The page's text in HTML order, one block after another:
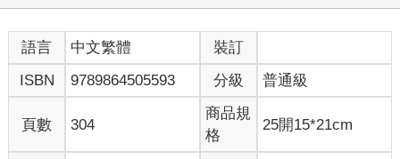
語言 中文繁體
裝訂
ISBN
9789864505593 分級 普通級
頁數 304
商品規
格
25開15*21cm